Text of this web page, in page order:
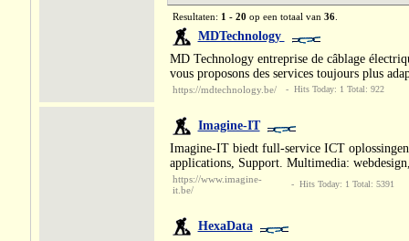
Resultaten: 1 - 20 op een totaal van 36.
MDTechnology
MD Technology entreprise de câblage
vous proposons des services toujours plus
https://mdtechnology.be/ - Hits Today: 1 Total: 922
Imagine-IT
Imagine-IT biedt full-service ICT
applications, Support. Multimedia:
https://www.imagine-
it.be/
- Hits Today: 1 Total: 5391
HexaData